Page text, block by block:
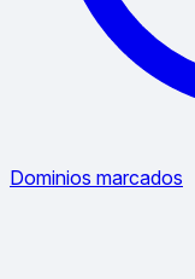
Dominios marcados